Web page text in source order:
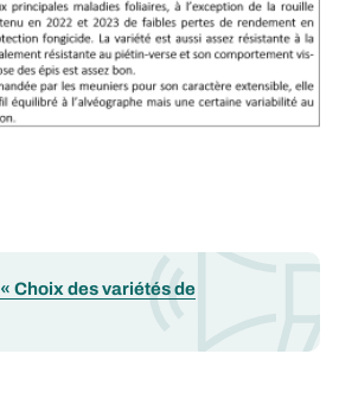
« Choix des variétés de